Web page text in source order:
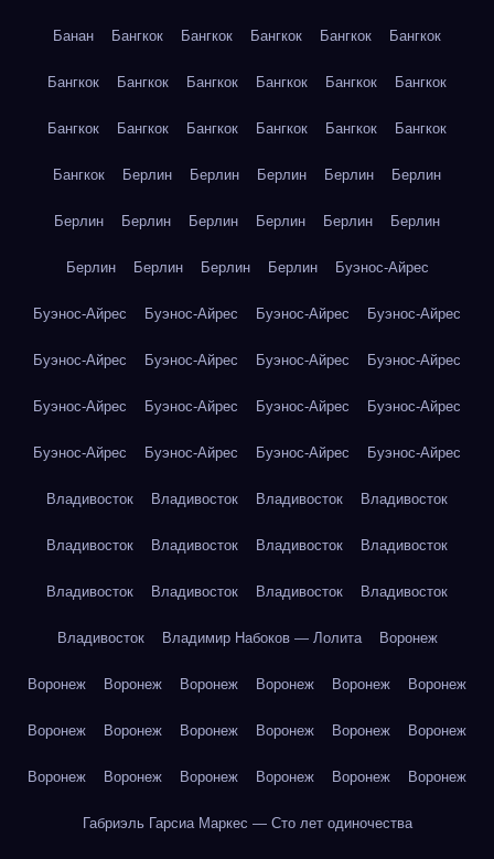
Банан Бангкок Бангкок Бангкок Бангкок Бангкок
Бангкок Бангкок Бангкок Бангкок Бангкок Бангкок
Бангкок Бангкок Бангкок Бангкок Бангкок Бангкок
Бангкок Берлин Берлин Берлин Берлин Берлин
Берлин Берлин Берлин Берлин Берлин Берлин
Берлин Берлин Берлин Берлин Буэнос-Айрес
Буэнос-Айрес Буэнос-Айрес Буэнос-Айрес Буэнос-Айрес
Буэнос-Айрес Буэнос-Айрес Буэнос-Айрес Буэнос-Айрес
Буэнос-Айрес Буэнос-Айрес Буэнос-Айрес Буэнос-Айрес
Буэнос-Айрес Буэнос-Айрес Буэнос-Айрес Буэнос-Айрес
Владивосток Владивосток Владивосток Владивосток
Владивосток Владивосток Владивосток Владивосток
Владивосток Владивосток Владивосток Владивосток
Владивосток Владимир Набоков — Лолита Воронеж
Воронеж Воронеж Воронеж Воронеж Воронеж Воронеж
Воронеж Воронеж Воронеж Воронеж Воронеж Воронеж
Воронеж Воронеж Воронеж Воронеж Воронеж Воронеж
Габриэль Гарсиа Маркес — Сто лет одиночества